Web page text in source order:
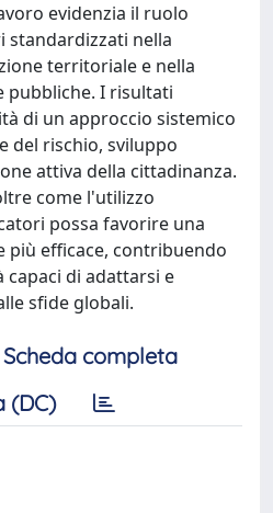
evidenzia il ruolo
standardizzati nella
territoriale e nella
pubbliche. I risultati
di un approccio sistemico
del rischio, sviluppo
attiva della cittadinanza.
come l'utilizzo
possa favorire una
efficace, contribuendo
di adattarsi e
sfide globali.
Scheda completa
(DC)